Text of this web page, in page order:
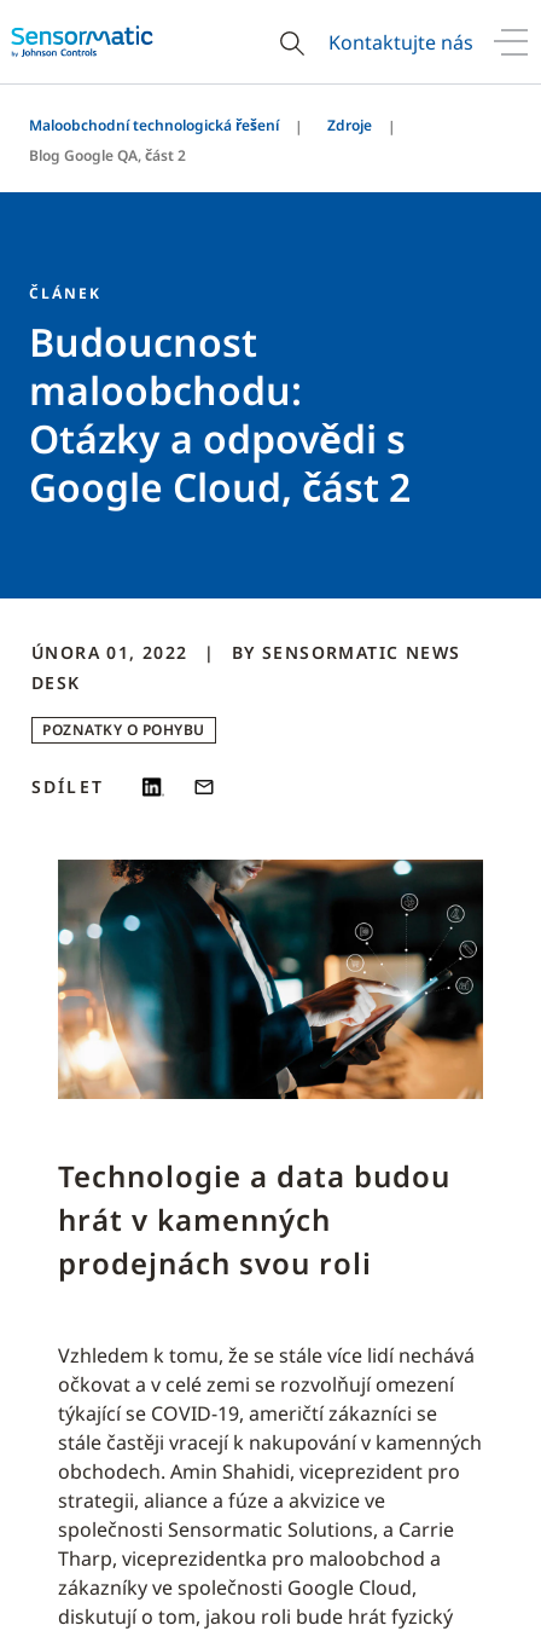
Kontaktujte nás
Maloobchodní technologická řešení
Zdroje
Blog Google QA, část 2
ČLÁNEK
Budoucnost
maloobchodu:
Otázky a odpovědi s
Google Cloud, část 2
ÚNORA 01, 2022 BY SENSORMATIC NEWS
DESK
POZNATKY O POHYBU
SDÍLET
Technologie a data budou
hrát v kamenných
prodejnách svou roli
Vzhledem k tomu, že se stále více lidí nechává
očkovat a v celé zemi se rozvolňují omezení
týkající se COVID-19, američtí zákazníci se
stále častěji vracejí k nakupování v kamenných
obchodech. Amin Shahidi, viceprezident pro
strategii, aliance a fúze a akvizice ve
společnosti Sensormatic Solutions, a Carrie
Tharp, viceprezidentka pro maloobchod a
zákazníky ve společnosti Google Cloud,
diskutují o tom, jakou roli bude hrát fyzický